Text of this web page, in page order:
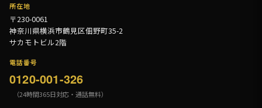
所在地
〒230-0061
神奈川県横浜市鶴見区佃野町35-2
サカモトビル2階
電話番号
0120-001-326
（24時間365日対応・通話無料）